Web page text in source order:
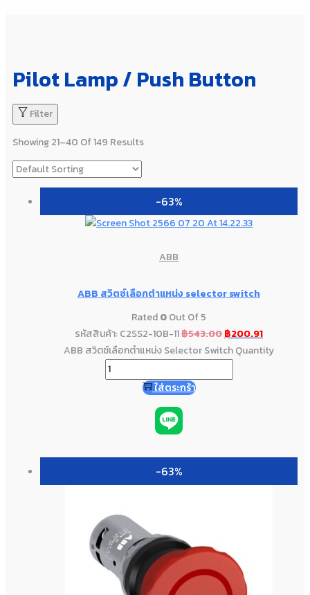
Pilot Lamp / Push Button
Filter
Showing 21–40 Of 149 Results
-63%
ABB
ABB สวิตซ์เลือกตำแหน่ง selector switch
Rated0Out Of 5
รหัสสินค้า: C2SS2-10B-11฿543.00฿200.91
ABB สวิตซ์เลือกตำแหน่ง Selector Switch Quantity
ใส่ตระกร้า
-63%